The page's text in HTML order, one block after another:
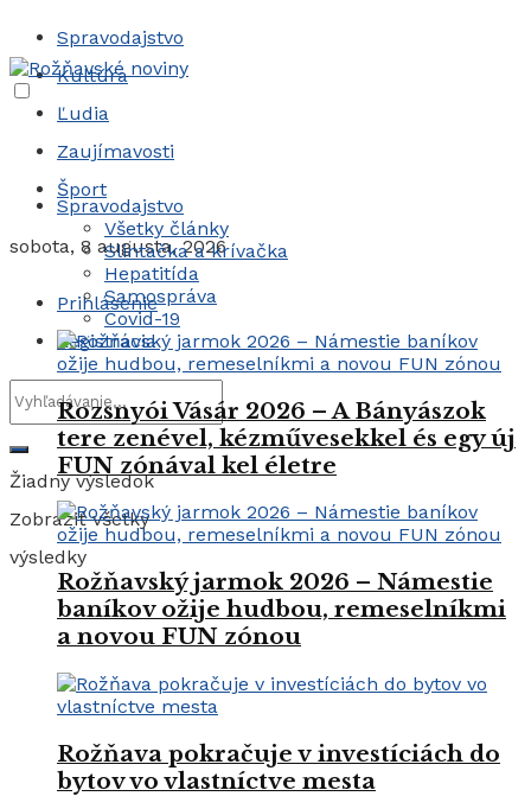
Spravodajstvo
Kultúra
Ľudia
Zaujímavosti
Šport
sobota, 8 augusta, 2026
Prihlásenie
Registrácia
Žiadny výsledok
Zobraziť všetky
výsledky
Spravodajstvo
Všetky články
Slintačka a krívačka
Hepatitída
Samospráva
Covid-19
Rozsnyói Vásár 2026 – A Bányászok
tere zenével, kézművesekkel és egy új
FUN zónával kel életre
Rožňavský jarmok 2026 – Námestie
baníkov ožije hudbou, remeselníkmi
a novou FUN zónou
Rožňava pokračuje v investíciách do
bytov vo vlastníctve mesta